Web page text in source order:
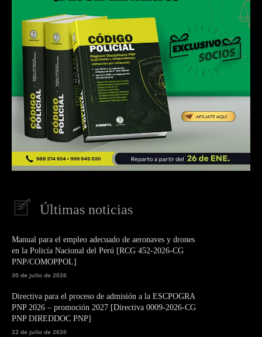
Últimas noticias
Manual para el empleo adecuado de aeronaves y drones
en la Policía Nacional del Perú [RCG 452-2026-CG
PNP/COMOPPOL]
30 de julio de 2026
Directiva para el proceso de admisión a la ESCPOGRA
PNP 2026 – promoción 2027 [Directiva 0009-2026-CG
PNP DIREDDOC PNP]
22 de julio de 2026